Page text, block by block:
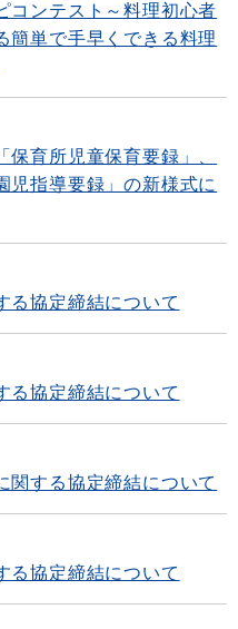
コンテスト～料理初心者
簡単で手早くできる料理
保育所児童保育要録」、
児指導要録」の新様式に
る協定締結について
る協定締結について
関する協定締結について
る協定締結について